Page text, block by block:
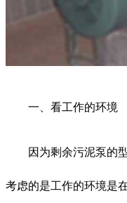
一、看工作的环境
因为剩余污泥泵的型
考虑的是工作的环境是